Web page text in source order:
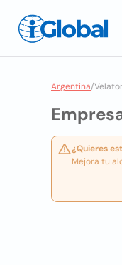
Argentina/
¿Quieres
Mejora tu